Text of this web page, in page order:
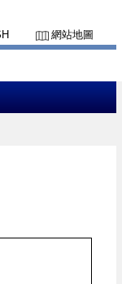
網站地圖